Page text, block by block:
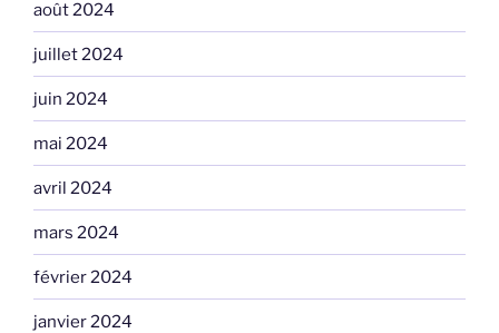
août 2024
juillet 2024
juin 2024
mai 2024
avril 2024
mars 2024
février 2024
janvier 2024